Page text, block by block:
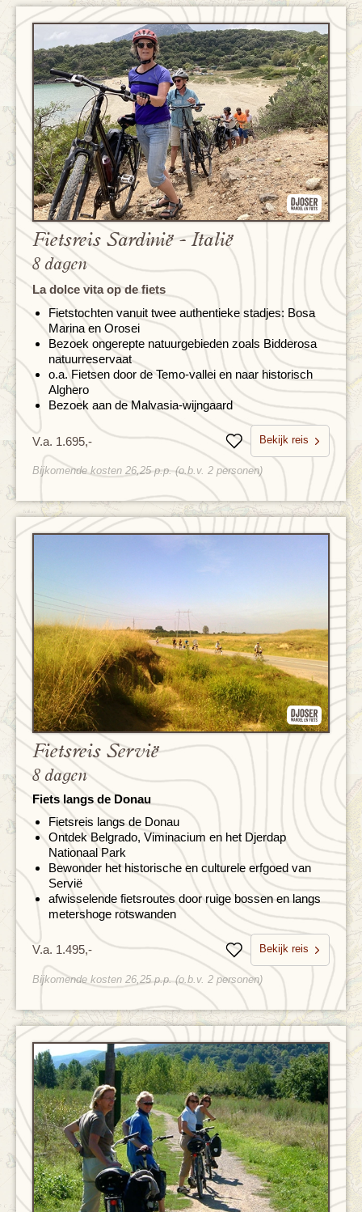
Fietsreis Sardinië - Italië
8 dagen
La dolce vita op de fiets
Fietstochten vanuit twee authentieke stadjes: Bosa
Marina en Orosei
Bezoek ongerepte natuurgebieden zoals Bidderosa
natuurreservaat
o.a. Fietsen door de Temo-vallei en naar historisch
Alghero
Bezoek aan de Malvasia-wijngaard
V.a. 1.695,- BewarenBekijk reis
Bijkomende kosten 26,25 p.p. (o.b.v. 2 personen)
Fietsreis Servië
8 dagen
Fiets langs de Donau
Fietsreis langs de Donau
Ontdek Belgrado, Viminacium en het Djerdap
Nationaal Park
Bewonder het historische en culturele erfgoed van
Servië
afwisselende fietsroutes door ruige bossen en langs
metershoge rotswanden
V.a. 1.495,- BewarenBekijk reis
Bijkomende kosten 26,25 p.p. (o.b.v. 2 personen)